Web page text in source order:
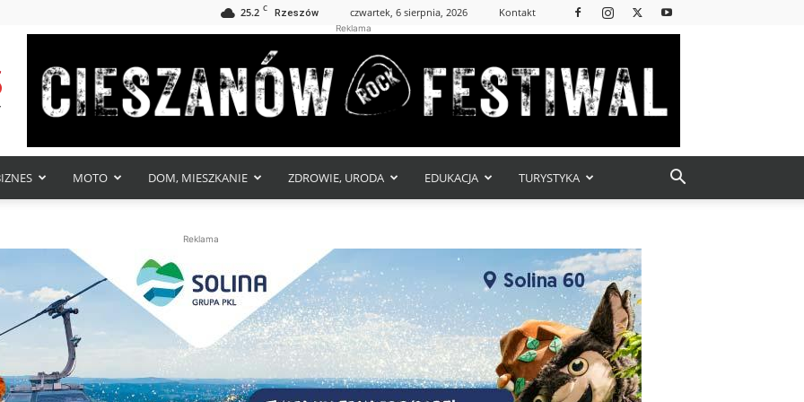
25.2 C Rzeszów czwartek, 6 sierpnia, 2026 Kontakt
Reklama
MOTO DOM, MIESZKANIE ZDROWIE, URODA EDUKACJA TURYSTYKA
Reklama